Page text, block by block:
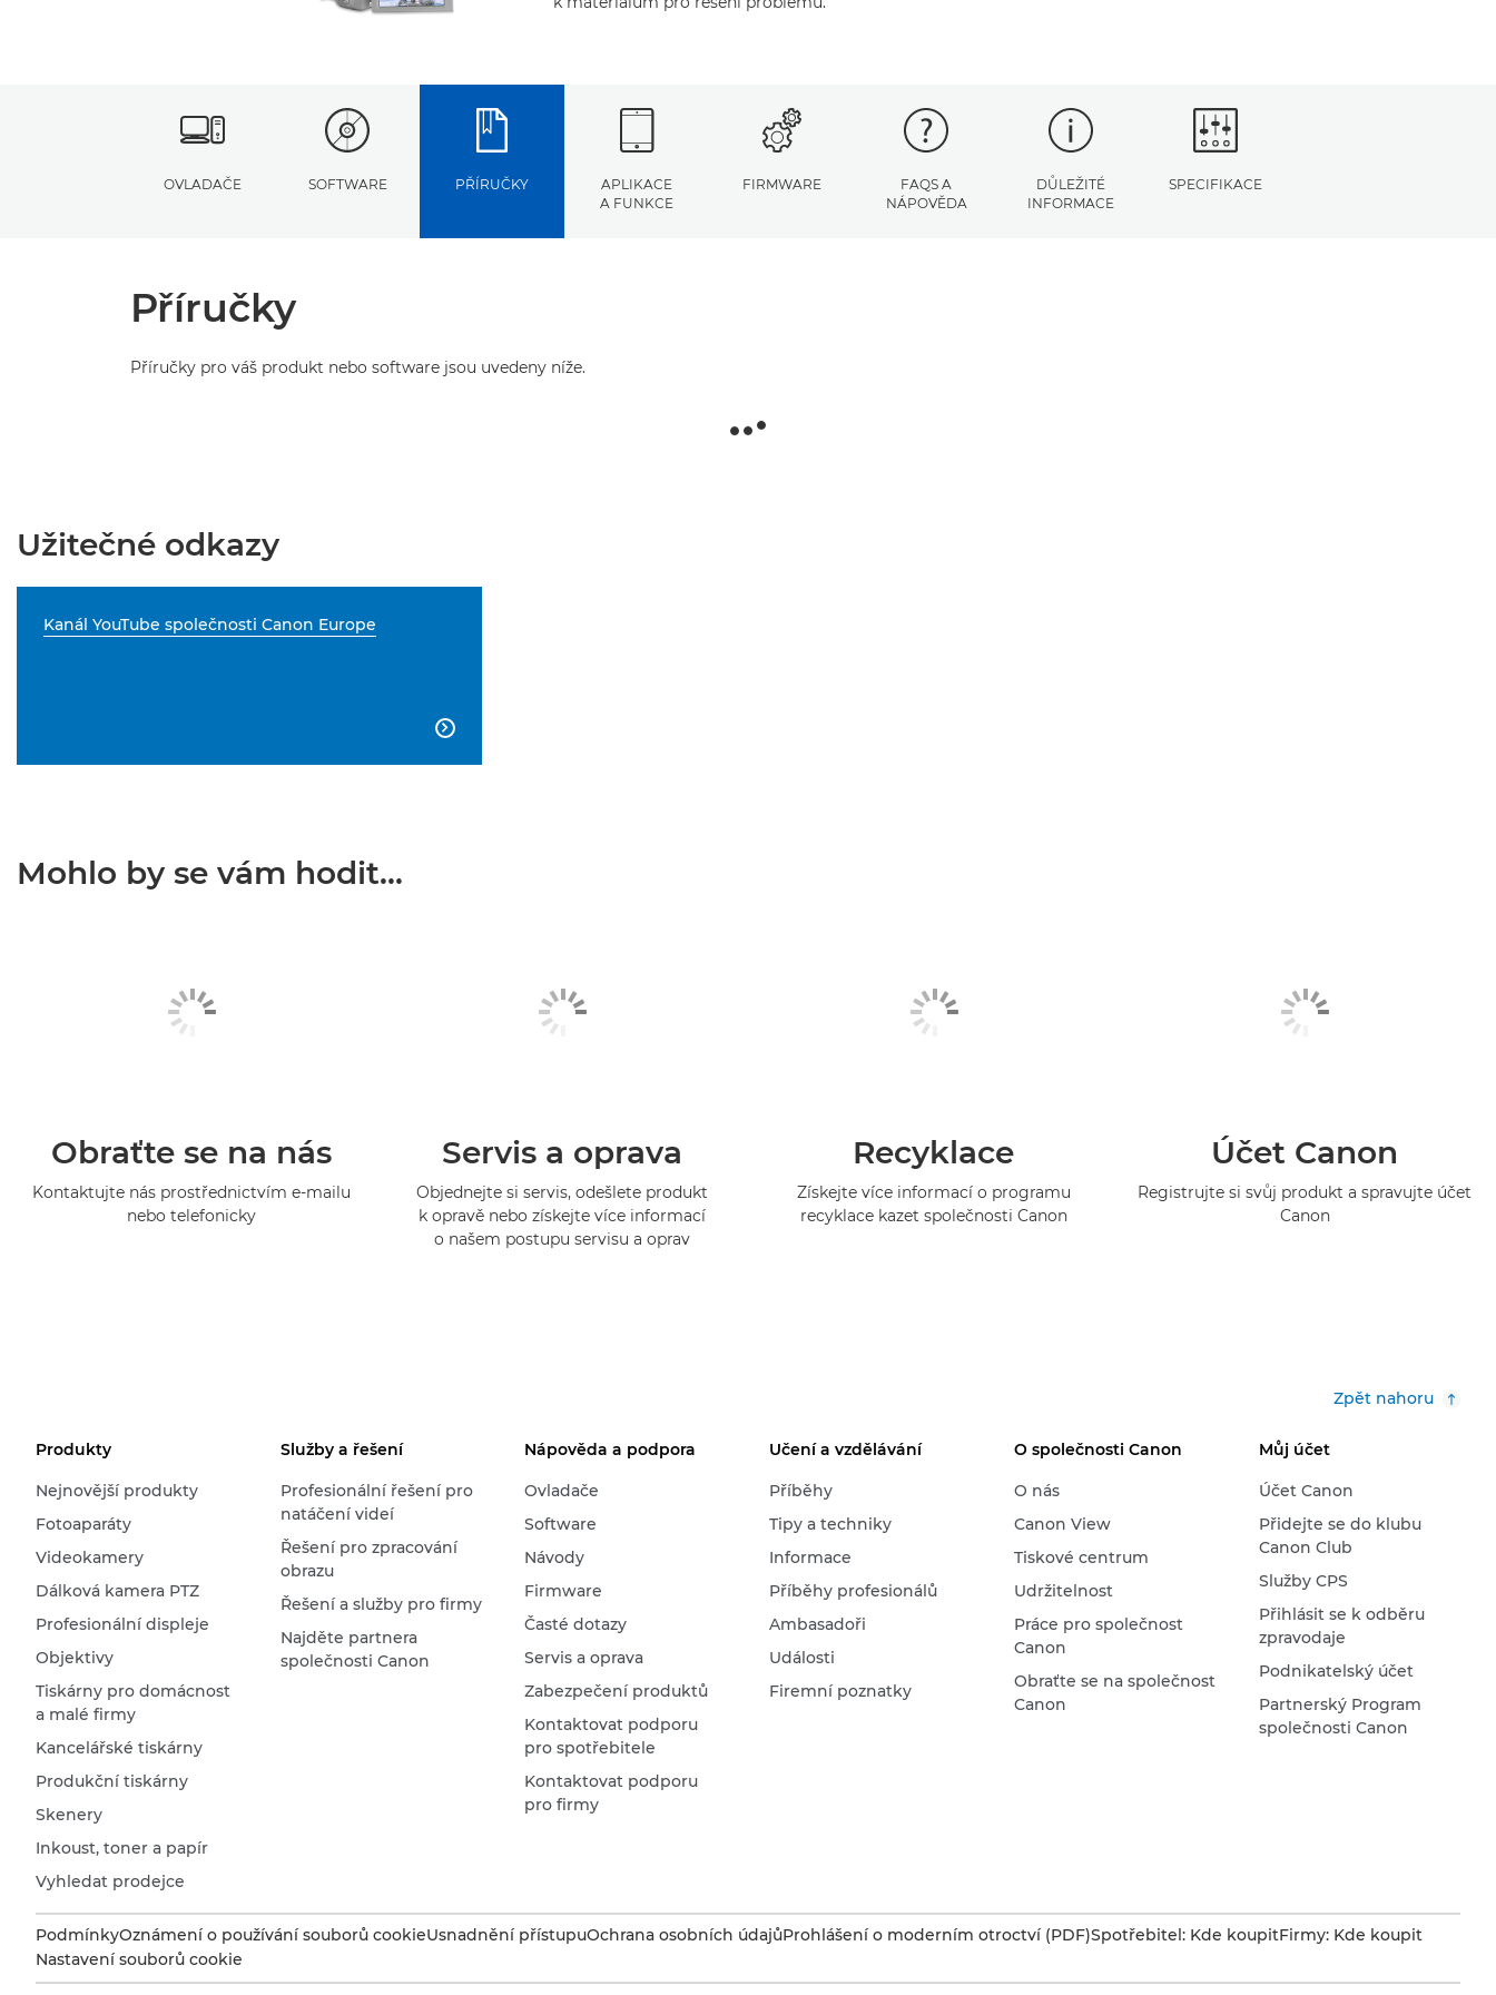
OVLADAČE SOFTWARE PŘÍRUČKY
APLIKACE
A FUNKCE
FIRMWARE
FAQS A
NÁPOVĚDA
DŮLEŽITÉ
INFORMACE
SPECIFIKACE
Příručky
Příručky pro váš produkt nebo software jsou uvedeny níže.
Užitečné odkazy
Kanál YouTube společnosti Canon Europe

Mohlo by se vám hodit...
Obraťte se na nás
Kontaktujte nás prostřednictvím e-mailu
nebo telefonicky
Servis a oprava
Objednejte si servis, odešlete produkt
k opravě nebo získejte více informací
o našem postupu servisu a oprav
Recyklace
Získejte více informací o programu
recyklace kazet společnosti Canon
Účet Canon
Registrujte si svůj produkt a spravujte účet
Canon
Zpět nahoru
Produkty
Nejnovější produkty
Fotoaparáty
Videokamery
Dálková kamera PTZ
Profesionální displeje
Objektivy
Tiskárny pro domácnost
a malé firmy
Kancelářské tiskárny
Produkční tiskárny
Skenery
Inkoust, toner a papír
Vyhledat prodejce
Služby a řešení
Profesionální řešení pro
natáčení videí
Řešení pro zpracování
obrazu
Řešení a služby pro firmy
Najděte partnera
společnosti Canon
Nápověda a podpora
Ovladače
Software
Návody
Firmware
Časté dotazy
Servis a oprava
Zabezpečení produktů
Kontaktovat podporu
pro spotřebitele
Kontaktovat podporu
pro firmy
Učení a vzdělávání
Příběhy
Tipy a techniky
Informace
Příběhy profesionálů
Ambasadoři
Události
Firemní poznatky
O společnosti Canon
O nás
Canon View
Tiskové centrum
Udržitelnost
Práce pro společnost
Canon
Obraťte se na společnost
Canon
Můj účet
Účet Canon
Přidejte se do klubu
Canon Club
Služby CPS
Přihlásit se k odběru
zpravodaje
Podnikatelský účet
Partnerský Program
společnosti Canon
PodmínkyOznámení o používání souborů cookieUsnadnění přístupuOchrana osobních údajůProhlášení o moderním otroctví (PDF)Spotřebitel: Kde koupitFirmy: Kde koupit
Nastavení souborů cookie